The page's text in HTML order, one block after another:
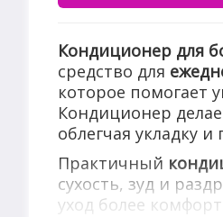
Кондиционер для
средство для
которое помогает
Кондиционер
облегчая укладку
Практичный
сухость, зуд и
уход более